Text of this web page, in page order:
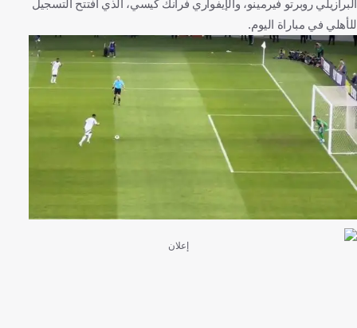
البرازيلي روبرتو فيرمينو، والإيفواري فرانك كيسي، الذي افتتح التسجيل
للأهلي في مباراة اليوم.
إعلان